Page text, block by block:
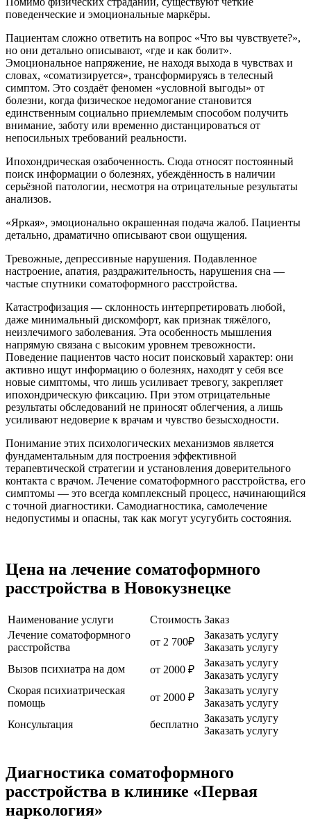
поведенческие и эмоциональные маркёры.
Пациентам сложно ответить на вопрос «Что вы чувствуете?»,
но они детально описывают, «где и как болит».
Эмоциональное напряжение, не находя выхода в чувствах и
словах, «соматизируется», трансформируясь в телесный
симптом. Это создаёт феномен «условной выгоды» от
болезни, когда физическое недомогание становится
единственным социально приемлемым способом получить
внимание, заботу или временно дистанцироваться от
непосильных требований реальности.
Ипохондрическая озабоченность. Сюда относят постоянный
поиск информации о болезнях, убеждённость в наличии
серьёзной патологии, несмотря на отрицательные результаты
анализов.
«Яркая», эмоционально окрашенная подача жалоб. Пациенты
детально, драматично описывают свои ощущения.
Тревожные, депрессивные нарушения. Подавленное
настроение, апатия, раздражительность, нарушения сна —
частые спутники соматоформного расстройства.
Катастрофизация — склонность интерпретировать любой,
даже минимальный дискомфорт, как признак тяжёлого,
неизлечимого заболевания. Эта особенность мышления
напрямую связана с высоким уровнем тревожности.
Поведение пациентов часто носит поисковый характер: они
активно ищут информацию о болезнях, находят у себя все
новые симптомы, что лишь усиливает тревогу, закрепляет
ипохондрическую фиксацию. При этом отрицательные
результаты обследований не приносят облегчения, а лишь
усиливают недоверие к врачам и чувство безысходности.
Понимание этих психологических механизмов является
фундаментальным для построения эффективной
терапевтической стратегии и установления доверительного
контакта с врачом. Лечение соматоформного расстройства, его
симптомы — это всегда комплексный процесс, начинающийся
с точной диагностики. Самодиагностика, самолечение
недопустимы и опасны, так как могут усугубить состояния.
Цена на лечение соматоформного
расстройства в Новокузнецке
Наименование услуги Стоимость Заказ
Лечение соматоформного
расстройства
от 2 700₽
Заказать услугу
Заказать услугу
Вызов психиатра на дом
от 2000 ₽
Заказать услугу
Заказать услугу
Скорая психиатрическая
помощь
от 2000 ₽
Заказать услугу
Заказать услугу
Консультация
бесплатно
Заказать услугу
Заказать услугу
Диагностика соматоформного
расстройства в клинике «Первая
наркология»